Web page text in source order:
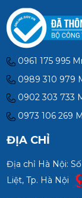
0961 175 995
0989 310 979
0902 303 733
0973 106 269
ĐỊA CHỈ
Địa chỉ Hà Nội:
Liệt, Tp. Hà Nội